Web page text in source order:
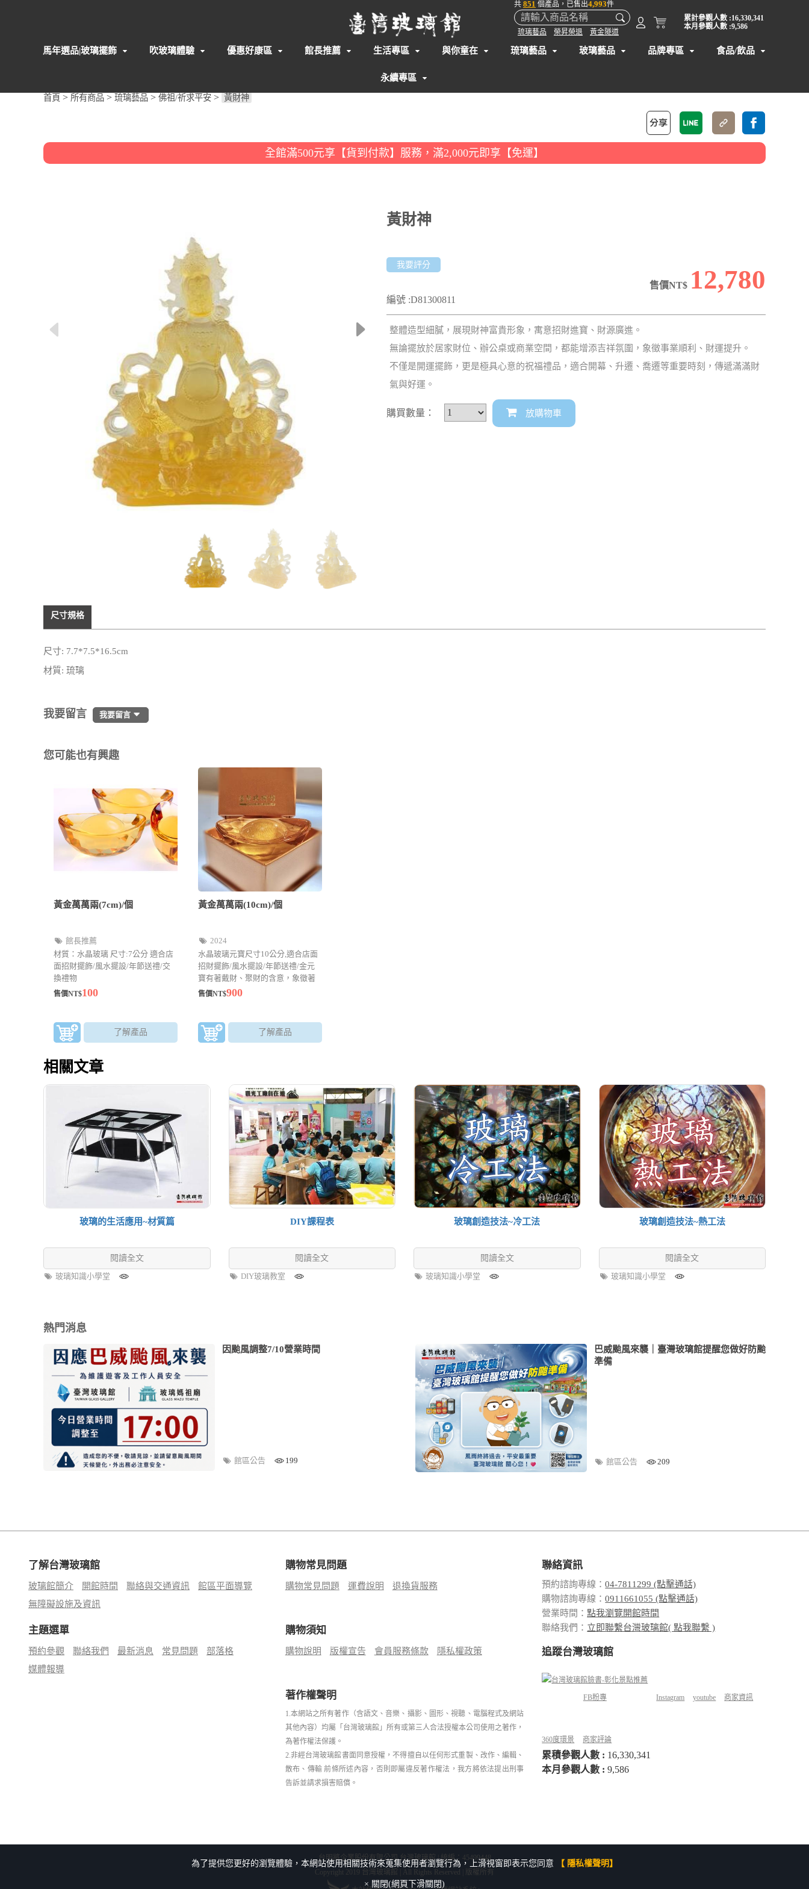
共 851 個產品，已售出4,993件
琉璃藝品 榮昇榮退 黃金隧道
累計參觀人數 :16,330,341
本月參觀人數 :9,586
馬年選品|玻璃擺飾 吹玻璃體驗 優惠好康區 館長推薦 生活專區 與你童在 琉璃藝品 玻璃藝品 品牌專區 食品/飲品
永續專區
首頁 > 所有商品 > 琉璃藝品 > 佛祖/祈求平安 > 黃財神
全館滿500元享【貨到付款】服務，滿2,000元即享【免運】
黃財神
我要評分
售價NT$ 12,780
編號 :D81300811
整體造型細膩，展現財神富貴形象，寓意招財進寶、財源廣進。
無論擺放於居家財位、辦公桌或商業空間，都能增添吉祥氛圍，象徵事業順利、財運提升。
不僅是開運擺飾，更是極具心意的祝福禮品，適合開幕、升遷、喬遷等重要時刻，傳遞滿滿財
氣與好運。
購買數量： 放購物車
尺寸規格
尺寸: 7.7*7.5*16.5cm
材質: 琉璃
我要留言 我要留言
您可能也有興趣
黃金萬萬兩(7cm)/個
館長推薦
材質：水晶玻璃 尺寸:7公分 適合店
面招財擺飾/風水擺設/年節送禮/交
換禮物
售價NT$100
了解產品
黃金萬萬兩(10cm)/個
2024
水晶玻璃元寶尺寸10公分,適合店面
招財擺飾/風水擺設/年節送禮/金元
寶有著戴財、聚財的含意，象徵著
榮華富貴 限時優惠買一送一只要
售價NT$900
了解產品
相關文章
玻璃的生活應用~材質篇
閱讀全文
玻璃知識小學堂
DIY課程表
閱讀全文
DIY玻璃教室
玻璃創造技法~冷工法
閱讀全文
玻璃知識小學堂
玻璃創造技法~熱工法
閱讀全文
玻璃知識小學堂
熱門消息
因颱風調整7/10營業時間
館區公告 199
巴威颱風來襲｜臺灣玻璃館提醒您做好防颱
準備
館區公告 209
為了提供您更好的瀏覽體驗，本網站使用相關技術來蒐集使用者瀏覽行為，上滑視窗即表示您同意 【 隱私權聲明】
× 關閉(網頁下滑關閉)
了解台灣玻璃館
玻璃館簡介 開館時間 聯絡與交通資訊
館區平面導覽
無障礙設施及資訊
主題選單
預約參觀 聯絡我們 最新消息 常見問題
部落格
媒體報導
購物常見問題
購物常見問題 運費說明 退換貨服務
購物須知
購物說明 版權宣告 會員服務條款 隱私權政策
著作權聲明
1.本網站之所有著作（含語文、音樂、攝影、圖形、視聽、電腦程式及網站
其他內容）均屬「台灣玻璃館」所有或第三人合法授權本公司使用之著作，
為著作權法保護。
2.非經台灣玻璃館書面同意授權，不得擅自以任何形式重製、改作、編輯、
散布、傳輸 前條所述內容，否則即屬違反著作權法，我方將依法提出刑事
告訴並請求損害賠償。
聯絡資訊
預約諮詢專線：04-7811299 (點擊通話)
購物諮詢專線：0911661055 (點擊通話)
營業時間：點我瀏覽開館時間
聯絡我們： 立即聯繫台灣玻璃館( 點我聯繫 )
追蹤台灣玻璃館
FB粉專 Instagram youtube 商家資訊
360度環景 商家評論
累積參觀人數 : 16,330,341
本月參觀人數 :9,586
台明將企業股份有限公司 台灣玻璃館 | 統編：45499448
Copyright 2019 台灣玻璃館 | All Rights Reserved | 版權所有